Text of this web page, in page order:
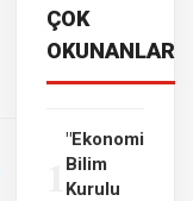
ÇOK
OKUNANLAR
"Ekonomi
Bilim
Kurulu